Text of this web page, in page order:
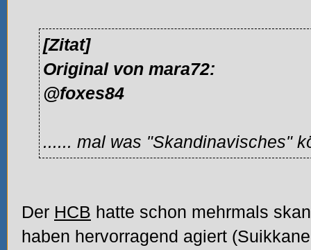
[Zitat]
Original von mara72:
@foxes84
...... mal was "Skandinavisches"
Der HCB hatte schon mehrmals
haben hervorragend agiert